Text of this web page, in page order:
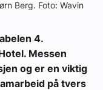
Berg. Foto: Wavin
4.
Messen
og er en viktig
på tvers